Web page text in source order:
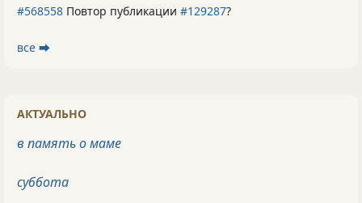
#568558 Повтор публикации #129287?
все ⮕
АКТУАЛЬНО
в память о маме
суббота